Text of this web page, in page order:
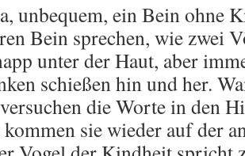
unbequem, ein Bein ohne
Bein sprechen, wie zwei
unter der Haut, aber
schießen hin und her.
die Worte in den
sie wieder auf der